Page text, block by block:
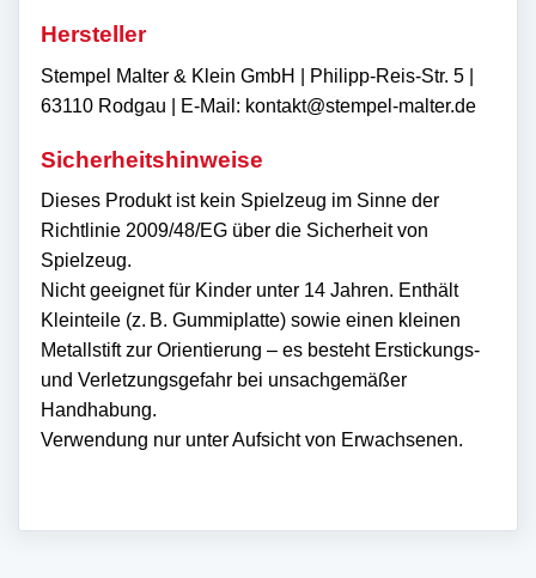
Hersteller
Stempel Malter & Klein GmbH | Philipp-Reis-Str. 5 |
63110 Rodgau | E-Mail: kontakt@stempel-malter.de
Sicherheitshinweise
Dieses Produkt ist kein Spielzeug im Sinne der
Richtlinie 2009/48/EG über die Sicherheit von
Spielzeug.
Nicht geeignet für Kinder unter 14 Jahren. Enthält
Kleinteile (z. B. Gummiplatte) sowie einen kleinen
Metallstift zur Orientierung – es besteht Erstickungs-
und Verletzungsgefahr bei unsachgemäßer
Handhabung.
Verwendung nur unter Aufsicht von Erwachsenen.